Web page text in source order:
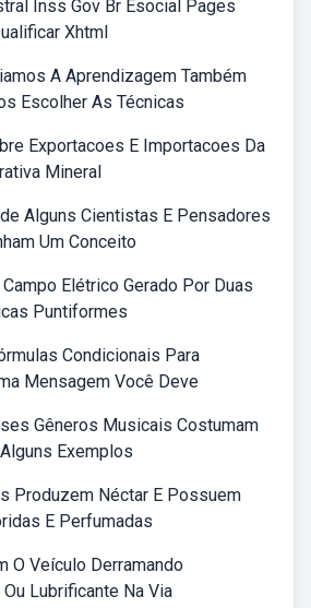
Inss Gov Br Esocial Pages
Xhtml
A Aprendizagem Também
Escolher As Técnicas
Exportacoes E Importacoes Da
Mineral
Alguns Cientistas E Pensadores
Um Conceito
Elétrico Gerado Por Duas
Puntiformes
Condicionais Para
Mensagem Você Deve
Gêneros Musicais Costumam
Exemplos
Produzem Néctar E Possuem
E Perfumadas
O Veículo Derramando
Lubrificante Na Via